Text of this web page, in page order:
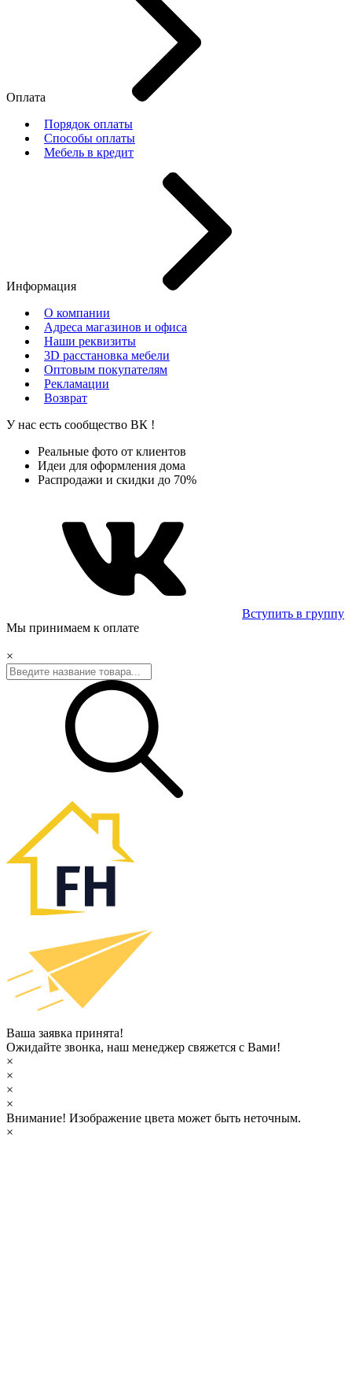
Оплата
Порядок оплаты
Способы оплаты
Мебель в кредит
Информация
О компании
Адреса магазинов и офиса
Наши реквизиты
3D расстановка мебели
Оптовым покупателям
Рекламации
Возврат
У нас есть сообщество ВК !
Реальные фото от клиентов
Идеи для оформления дома
Распродажи и скидки до 70%
Вступить в группу
Мы принимаем к оплате
×
Ваша заявка принята!
Ожидайте звонка, наш менеджер свяжется с Вами!
×
×
×
×
Внимание! Изображение цвета может быть неточным.
×